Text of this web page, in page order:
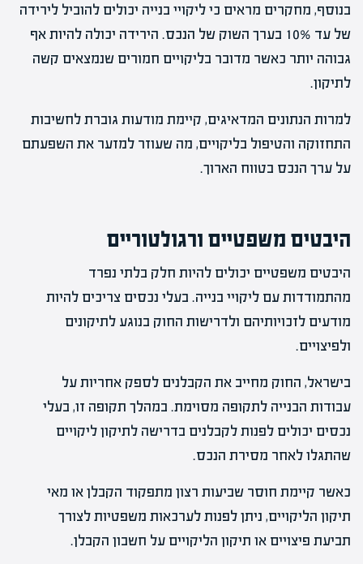
בנוסף, מחקרים מראים כי ליקויי בנייה יכולים להוביל לירידה
של עד 10% בערך השוק של הנכס. הירידה יכולה להיות אף
גבוהה יותר כאשר מדובר בליקויים חמורים שנמצאים קשה
לתיקון.
למרות הנתונים המדאיגים, קיימת מודעות גוברת לחשיבות
התחזוקה והטיפול בליקויים, מה שעוזר למזער את השפעתם
על ערך הנכס בטווח הארוך.
היבטים משפטיים ורגולטוריים
היבטים משפטיים יכולים להיות חלק בלתי נפרד
מהתמודדות עם ליקויי בנייה. בעלי נכסים צריכים להיות
מודעים לזכויותיהם ולדרישות החוק בנוגע לתיקונים
ולפיצויים.
בישראל, החוק מחייב את הקבלנים לספק אחריות על
עבודות הבנייה לתקופה מסוימת. במהלך תקופה זו, בעלי
נכסים יכולים לפנות לקבלנים בדרישה לתיקון ליקויים
שהתגלו לאחר מסירת הנכס.
כאשר קיימת חוסר שביעות רצון מתפקוד הקבלן או מאי
תיקון הליקויים, ניתן לפנות לערכאות משפטיות לצורך
תביעת פיצויים או תיקון הליקויים על חשבון הקבלן.